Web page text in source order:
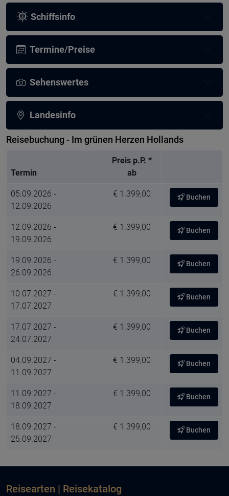
Schiffsinfo
Termine/Preise
Sehenswertes
Landesinfo
Reisebuchung - Im grünen Herzen Hollands
Termin
Preis p.P. *
ab
05.09.2026 -
12.09.2026
€ 1.399,00 Buchen
12.09.2026 -
19.09.2026
€ 1.399,00 Buchen
19.09.2026 -
26.09.2026
€ 1.399,00 Buchen
10.07.2027 -
17.07.2027
€ 1.399,00 Buchen
17.07.2027 -
24.07.2027
€ 1.399,00 Buchen
04.09.2027 -
11.09.2027
€ 1.399,00 Buchen
11.09.2027 -
18.09.2027
€ 1.399,00 Buchen
18.09.2027 -
25.09.2027
€ 1.399,00 Buchen
Reisearten | Reisekatalog